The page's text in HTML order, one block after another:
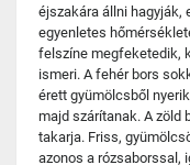
éjszakára állni hagyják,
egyenletes
felszíne megfeketedik,
ismeri. A fehér bors
érett gyümölcsből
majd szárítanak. A zöld
takarja. Friss,
azonos a rózsaborssal,